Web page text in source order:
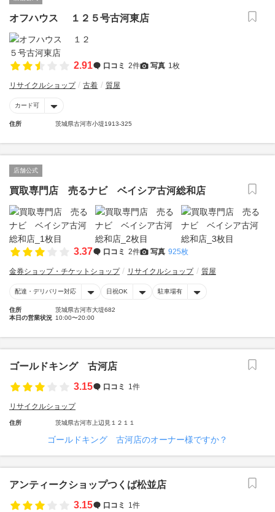
オフハウス １２５号古河東店
2.91 口コミ 2件 写真 1枚
リサイクルショップ 古着 質屋
カード可
住所 茨城県古河市小堤1913-325
店舗公式
買取専門店 売るナビ ベイシア古河総和店
3.37 口コミ 2件 写真 925枚
金券ショップ・チケットショップ リサイクルショップ 質屋
配達・デリバリー対応 日祝OK 駐車場有
住所
茨城県古河市大堤682
本日の営業状況 10:00〜20:00
ゴールドキング 古河店
3.15
口コミ 1件
リサイクルショップ
住所 茨城県古河市上辺見１２１１
ゴールドキング 古河店のオーナー様ですか？
アンティークショップつくば松並店
3.15
口コミ 1件